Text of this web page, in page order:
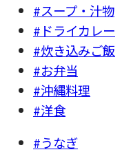
#スープ・汁物
#ドライカレー
#炊き込みご飯
#お弁当
#沖縄料理
#洋食
#うなぎ